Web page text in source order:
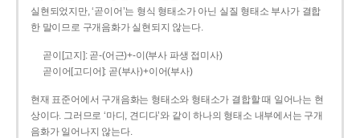
실현되었지만, ‘곧이어’는 형식 형태소가 아닌 실질 형태소 부사가 결합
한 말이므로 구개음화가 실현되지 않는다.
곧이[고지]: 곧-­(어근)+­-이(부사 파생 접미사)
곧이어[고디어]: 곧(부사)+이어(부사)
현재 표준어에서 구개음화는 형태소와 형태소가 결합할 때 일어나는 현
상이다. 그러므로 ‘마디, 견디다’와 같이 하나의 형태소 내부에서는 구개
음화가 일어나지 않는다.